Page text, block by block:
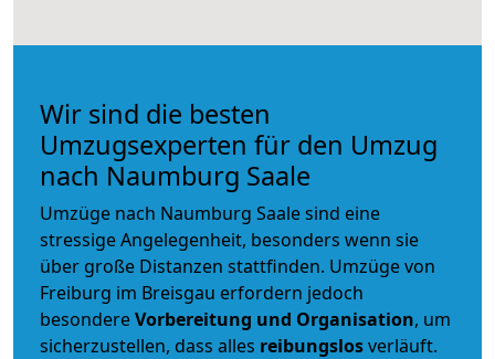
Wir sind die besten
Umzugsexperten für den Umzug
nach Naumburg Saale
Umzüge nach Naumburg Saale sind eine
stressige Angelegenheit, besonders wenn sie
über große Distanzen stattfinden. Umzüge von
Freiburg im Breisgau erfordern jedoch
besondereVorbereitung und Organisation, um
sicherzustellen, dass alles reibungslosverläuft.